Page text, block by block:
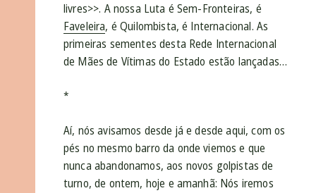
livres>>. A nossa Luta é Sem-Fronteiras, é
Faveleira, é Quilombista, é Internacional. As
primeiras sementes desta Rede Internacional
de Mães de Vítimas do Estado estão lançadas…
*
Aí, nós avisamos desde já e desde aqui, com os
pés no mesmo barro da onde viemos e que
nunca abandonamos, aos novos golpistas de
turno, de ontem, hoje e amanhã: Nós iremos